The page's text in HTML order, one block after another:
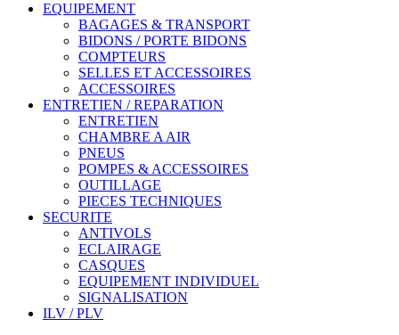
EQUIPEMENT
BAGAGES & TRANSPORT
BIDONS / PORTE BIDONS
COMPTEURS
SELLES ET ACCESSOIRES
ACCESSOIRES
ENTRETIEN / REPARATION
ENTRETIEN
CHAMBRE A AIR
PNEUS
POMPES & ACCESSOIRES
OUTILLAGE
PIECES TECHNIQUES
SECURITE
ANTIVOLS
ECLAIRAGE
CASQUES
EQUIPEMENT INDIVIDUEL
SIGNALISATION
ILV / PLV